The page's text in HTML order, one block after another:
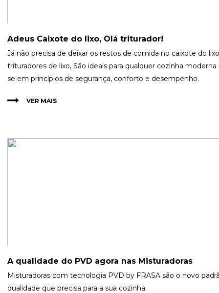
Adeus Caixote do lixo, Olá triturador!
Já não precisa de deixar os restos de comida no caixote do
trituradores de lixo, São ideais para qualquer cozinha
se em princípios de segurança, conforto e desempenho.
VER MAIS
A qualidade do PVD agora nas Misturadoras
Misturadoras com tecnologia PVD by FRASA são o novo
qualidade que precisa para a sua cozinha.